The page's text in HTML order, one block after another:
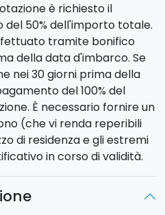
è richiesto il
50% dell'importo totale.
tramite bonifico
della data d'imbarco. Se
nei 30 giorni prima della
del 100% del
È necessario fornire un
(che vi renda reperibili
di residenza e gli estremi
in corso di validità.